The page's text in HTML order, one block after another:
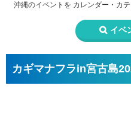
沖縄のイベントを カレンダー・カ
イベ
カギマナフラin宮古島